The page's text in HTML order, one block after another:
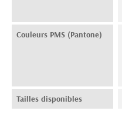
Couleurs PMS (Pantone)
Tailles disponibles